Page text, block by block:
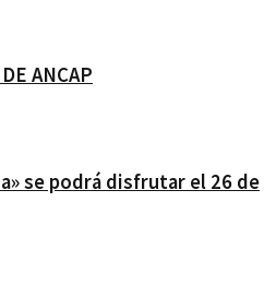
ANCAP
se podrá disfrutar el 26 de